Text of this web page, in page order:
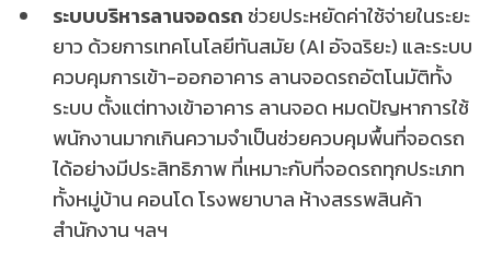
ระบบบริหารลานจอดรถ ช่วยประหยัดค่าใช้จ่ายในระยะ
ยาว ด้วยการเทคโนโลยีทันสมัย (AI อัจฉริยะ) และระบบ
ควบคุมการเข้า-ออกอาคาร ลานจอดรถอัตโนมัติทั้ง
ระบบ ตั้งแต่ทางเข้าอาคาร ลานจอด หมดปัญหาการใช้
พนักงานมากเกินความจำเป็นช่วยควบคุมพื้นที่จอดรถ
ได้อย่างมีประสิทธิภาพ ที่เหมาะกับที่จอดรถทุกประเภท
ทั้งหมู่บ้าน คอนโด โรงพยาบาล ห้างสรรพสินค้า
สำนักงาน ฯลฯ